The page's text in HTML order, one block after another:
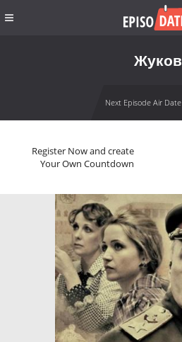
Жуков
Next Episode Air Date
Register Now and create
Your Own Countdown